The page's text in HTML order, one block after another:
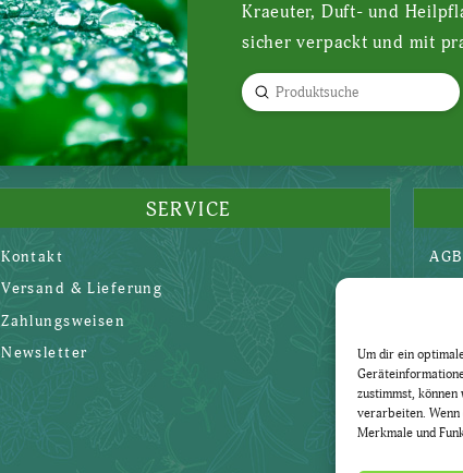
Um dir ein
zustimmst,
verarbeiten. Wenn
Merkmale und
Kraeuter, Duft- und
sicher verpackt und mit
Search
Submit
SERVICE
Kontakt
Versand & Lieferung
Zahlungsweisen
Newsletter